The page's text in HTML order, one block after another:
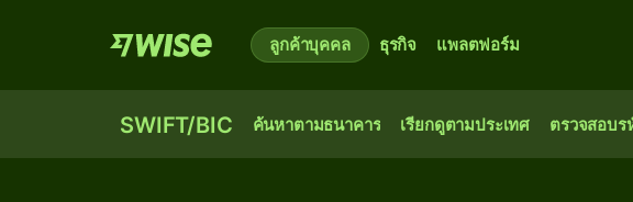
ลูกค้าบุคคล ธุรกิจ แพลตฟอร์ม
SWIFT/BIC ค้นหาตามธนาคาร เรียกดูตามประเทศ ตรวจสอบร